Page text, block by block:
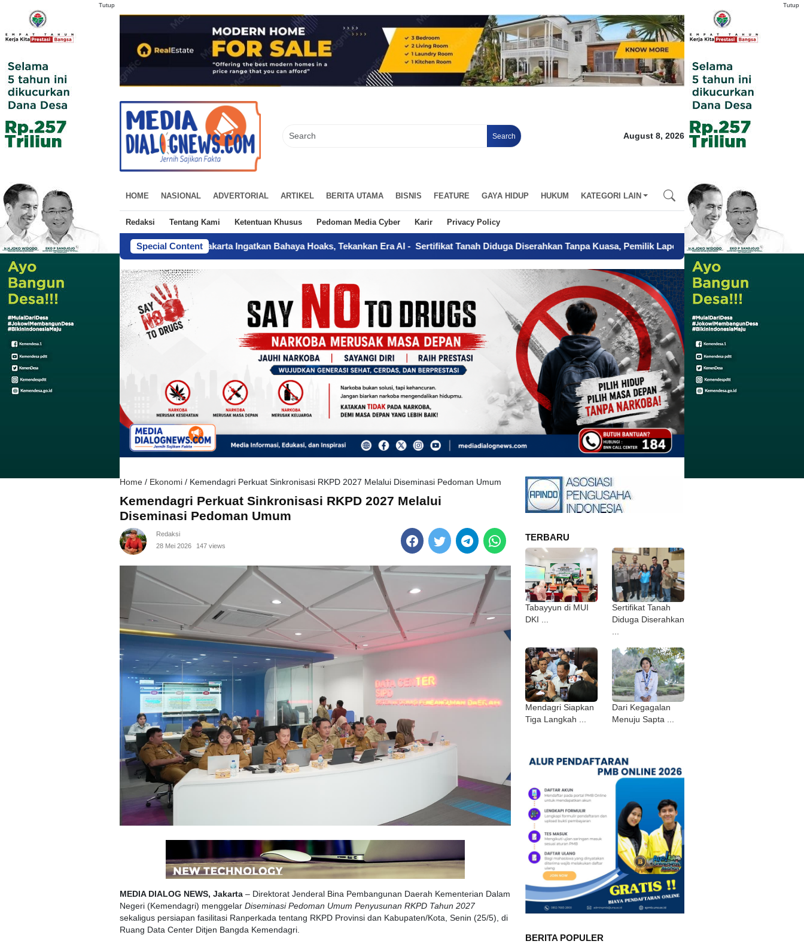
Search August 8, 2026
HOME NASIONAL ADVERTORIAL ARTIKEL BERITA UTAMA BISNIS FEATURE GAYA HIDUP HUKUM KATEGORI LAIN
Redaksi Tentang Kami Ketentuan Khusus Pedoman Media Cyber Karir Privacy Policy
Special Content
Tabayyun di MUI DKI Jakarta Ingatkan Bahaya Hoaks, Tekankan Era AI - Sertifikat Tanah Diduga Diserahkan Tanpa Kuasa, Pemilik Laporkan BPN Parepare ke Polisi - Mendagri
Home / Ekonomi / Kemendagri Perkuat Sinkronisasi RKPD 2027 Melalui Diseminasi Pedoman Umum
Kemendagri Perkuat Sinkronisasi RKPD 2027 Melalui
Diseminasi Pedoman Umum
Redaksi
28 Mei 2026
147 views
MEDIA DIALOG NEWS, Jakarta – Direktorat Jenderal Bina Pembangunan Daerah Kementerian Dalam
Negeri (Kemendagri) menggelar Diseminasi Pedoman Umum Penyusunan RKPD Tahun 2027
sekaligus persiapan fasilitasi Ranperkada tentang RKPD Provinsi dan Kabupaten/Kota, Senin (25/5), di
Ruang Data Center Ditjen Bangda Kemendagri.
TERBARU
Tabayyun di MUI
DKI ...
Sertifikat Tanah
Diduga Diserahkan
...
Mendagri Siapkan
Tiga Langkah ...
Dari Kegagalan
Menuju Sapta ...
BERITA POPULER
Tutup
Tutup